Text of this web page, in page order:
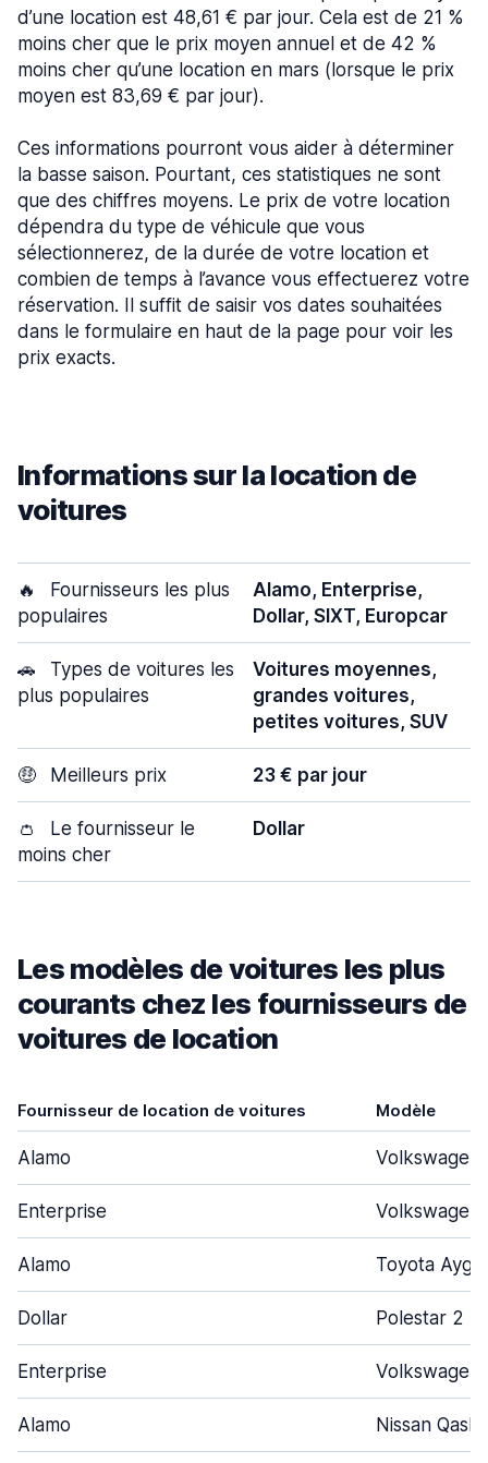
d’une location est 48,61 € par jour. Cela est de 21 %
moins cher que le prix moyen annuel et de 42 %
moins cher qu’une location en mars (lorsque le prix
moyen est 83,69 € par jour).
Ces informations pourront vous aider à déterminer
la basse saison. Pourtant, ces statistiques ne sont
que des chiffres moyens. Le prix de votre location
dépendra du type de véhicule que vous
sélectionnerez, de la durée de votre location et
combien de temps à l’avance vous effectuerez votre
réservation. Il suffit de saisir vos dates souhaitées
dans le formulaire en haut de la page pour voir les
prix exacts.
Informations sur la location de
voitures
🔥
Fournisseurs les plus
populaires
Alamo, Enterprise,
Dollar, SIXT, Europcar
🚗
Types de voitures les
plus populaires
Voitures moyennes,
grandes voitures,
petites voitures, SUV
🤑 Meilleurs prix 23 € par jour
👛
Le fournisseur le
moins cher
Dollar
Les modèles de voitures les plus
courants chez les fournisseurs de
voitures de location
Fournisseur de location de voitures Modèle
Alamo Volkswagen
Enterprise Volkswagen
Alamo Toyota Aygo
Dollar Polestar 2
Enterprise Volkswagen
Alamo Nissan